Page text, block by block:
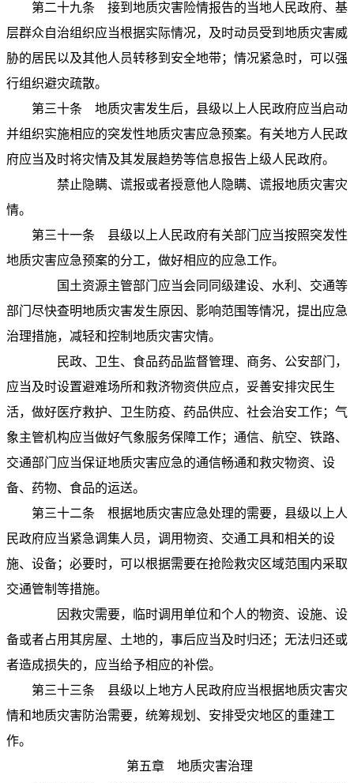
第二十九条 接到地质灾害险情报告的当地人民政府、基
层群众自治组织应当根据实际情况，及时动员受到地质灾害威
胁的居民以及其他人员转移到安全地带；情况紧急时，可以强
行组织避灾疏散。
第三十条 地质灾害发生后，县级以上人民政府应当启动
并组织实施相应的突发性地质灾害应急预案。有关地方人民政
府应当及时将灾情及其发展趋势等信息报告上级人民政府。
禁止隐瞒、谎报或者授意他人隐瞒、谎报地质灾害灾
情。
第三十一条 县级以上人民政府有关部门应当按照突发性
地质灾害应急预案的分工，做好相应的应急工作。
国土资源主管部门应当会同同级建设、水利、交通等
部门尽快查明地质灾害发生原因、影响范围等情况，提出应急
治理措施，减轻和控制地质灾害灾情。
民政、卫生、食品药品监督管理、商务、公安部门，
应当及时设置避难场所和救济物资供应点，妥善安排灾民生
活，做好医疗救护、卫生防疫、药品供应、社会治安工作；气
象主管机构应当做好气象服务保障工作；通信、航空、铁路、
交通部门应当保证地质灾害应急的通信畅通和救灾物资、设
备、药物、食品的运送。
第三十二条 根据地质灾害应急处理的需要，县级以上人
民政府应当紧急调集人员，调用物资、交通工具和相关的设
施、设备；必要时，可以根据需要在抢险救灾区域范围内采取
交通管制等措施。
因救灾需要，临时调用单位和个人的物资、设施、设
备或者占用其房屋、土地的，事后应当及时归还；无法归还或
者造成损失的，应当给予相应的补偿。
第三十三条 县级以上地方人民政府应当根据地质灾害灾
情和地质灾害防治需要，统筹规划、安排受灾地区的重建工
作。
第五章 地质灾害治理